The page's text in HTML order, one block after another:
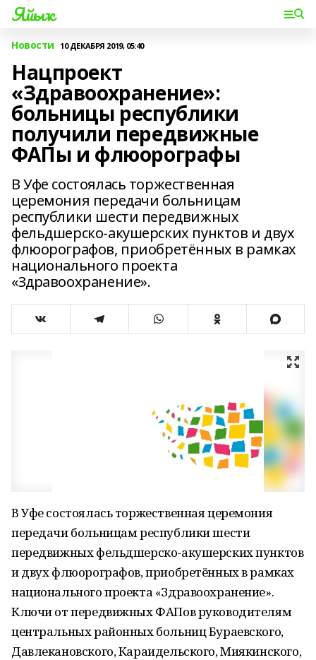
Яйыҡ
Новости 10 ДЕКАБРЯ 2019, 05:40
Нацпроект
«Здравоохранение»:
больницы республики
получили передвижные
ФАПы и флюорографы
В Уфе состоялась торжественная
церемония передачи больницам
республики шести передвижных
фельдшерско-акушерских пунктов и двух
флюорографов, приобретённых в рамках
национального проекта
«Здравоохранение».
В Уфе состоялась торжественная церемония
передачи больницам республики шести
передвижных фельдшерско-акушерских пунктов
и двух флюорографов, приобретённых в рамках
национального проекта «Здравоохранение».
Ключи от передвижных ФАПов руководителям
центральных районных больниц Бураевского,
Давлекановского, Караидельского, Миякинского,